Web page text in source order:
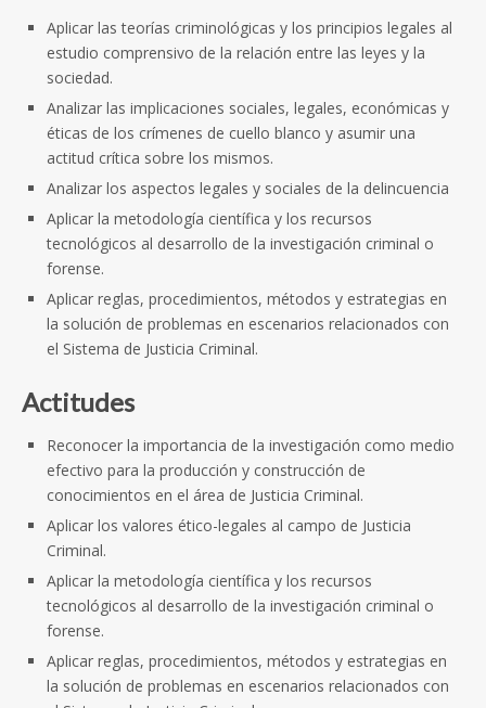
Aplicar las teorías criminológicas y los principios legales al
estudio comprensivo de la relación entre las leyes y la
sociedad.
Analizar las implicaciones sociales, legales, económicas y
éticas de los crímenes de cuello blanco y asumir una
actitud crítica sobre los mismos.
Analizar los aspectos legales y sociales de la delincuencia
Aplicar la metodología científica y los recursos
tecnológicos al desarrollo de la investigación criminal o
forense.
Aplicar reglas, procedimientos, métodos y estrategias en
la solución de problemas en escenarios relacionados con
el Sistema de Justicia Criminal.
Actitudes
Reconocer la importancia de la investigación como medio
efectivo para la producción y construcción de
conocimientos en el área de Justicia Criminal.
Aplicar los valores ético-legales al campo de Justicia
Criminal.
Aplicar la metodología científica y los recursos
tecnológicos al desarrollo de la investigación criminal o
forense.
Aplicar reglas, procedimientos, métodos y estrategias en
la solución de problemas en escenarios relacionados con